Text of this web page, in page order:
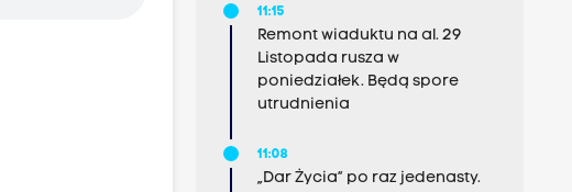
11:15
Remont wiaduktu na al. 29
Listopada rusza w
poniedziałek. Będą spore
utrudnienia
11:08
„Dar Życia” po raz jedenasty.